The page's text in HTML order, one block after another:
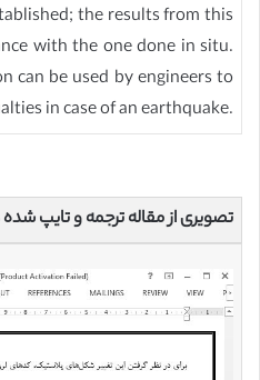
the results from this
with the one done in situ.
can be used by engineers to
in case of an earthquake.
تصویری از مقاله ترجمه و تایپ شده